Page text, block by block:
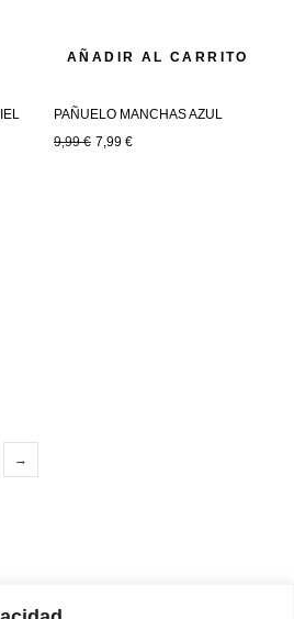
AÑADIR AL CARRITO
PAÑUELO MANCHAS AZUL
9,99€ 7,99 €
→